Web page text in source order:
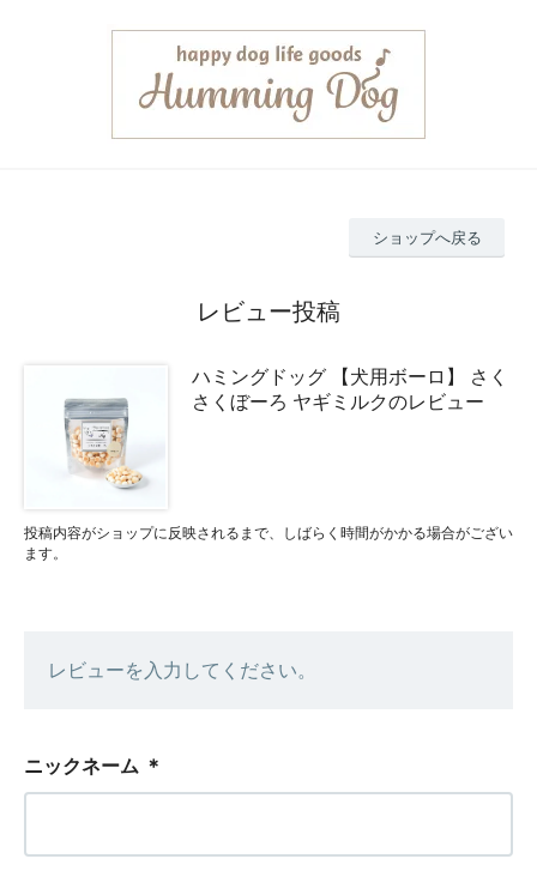
ショップへ戻る
レビュー投稿
ハミングドッグ 【犬用ボーロ】 さく
さくぼーろ ヤギミルクのレビュー
投稿内容がショップに反映されるまで、しばらく時間がかかる場合がござい
ます。
レビューを入力してください。
ニックネーム ＊